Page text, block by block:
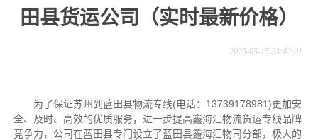
田县货运公司（实时最新价格）
2025-05-15 23:42:01
为了保证苏州到蓝田县物流专线(电话：13739178981)更加安
全、及时、高效的优质服务，进一步提高鑫海汇物流货运专线品牌
竞争力，公司在蓝田县专门设立了蓝田县鑫海汇物司分部，极大的